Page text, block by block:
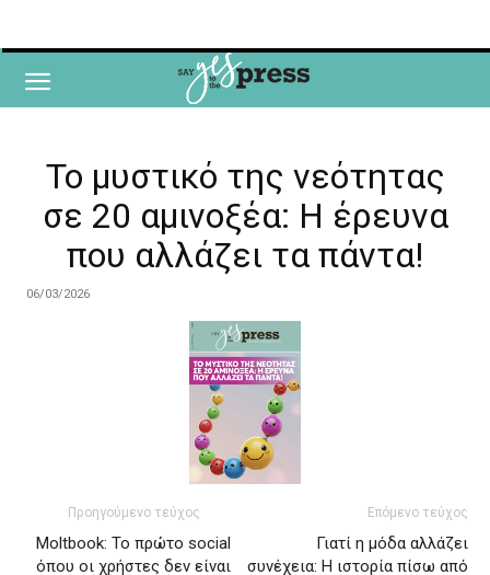
Το μυστικό της νεότητας
σε 20 αμινοξέα: Η έρευνα
που αλλάζει τα πάντα!
06/03/2026
Προηγούμενο τεύχος
Moltbook: Το πρώτο social
όπου οι χρήστες δεν είναι
Επόμενο τεύχος
Γιατί η μόδα αλλάζει
συνέχεια: Η ιστορία πίσω από